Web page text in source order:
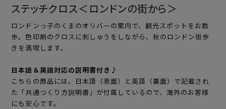
ステッチクロス＜ロンドンの街から＞
ロンドンっ子のくまのオリバーの案内で、観光スポットをお散
歩。色印刷のクロスに刺しゅうをしながら、秋のロンドン街歩
きを満喫します。
日本語＆英語対応の説明書付き♪
こちらの商品には、日本語（表面）と英語（裏面）で記載され
た「共通つくり方説明書」が付属しているので、海外のお客様
にも安心です。